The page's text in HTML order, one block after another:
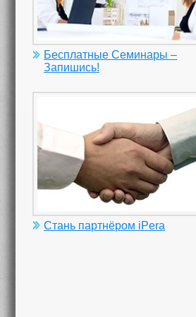
Бесплатные Семинары –
Запишись!
Стань партнёром iPera